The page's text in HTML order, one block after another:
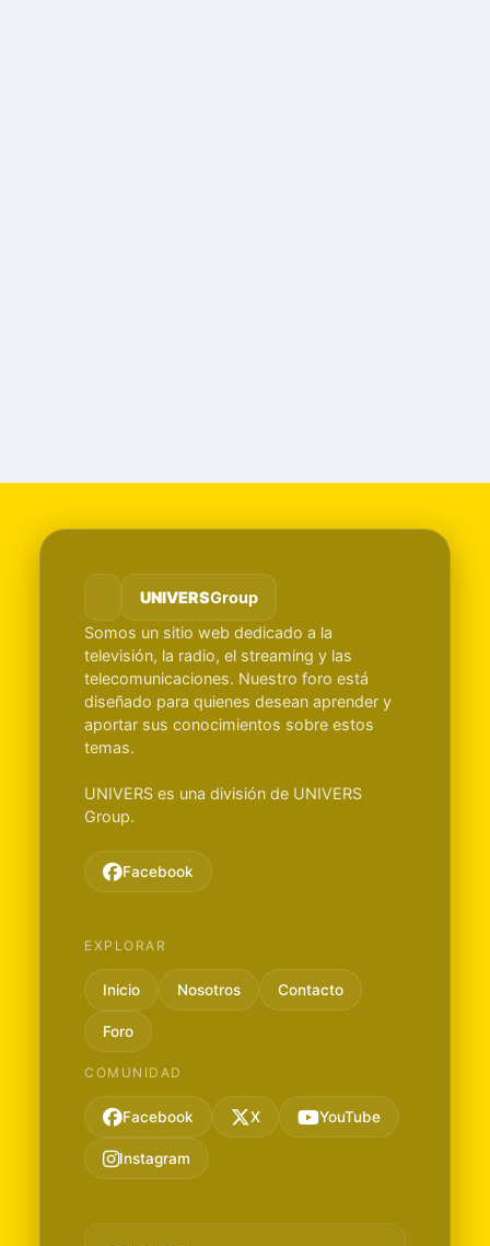
UNIVERSGroup
Somos un sitio web dedicado a la
televisión, la radio, el streaming y las
telecomunicaciones. Nuestro foro está
diseñado para quienes desean aprender y
aportar sus conocimientos sobre estos
temas.
UNIVERS es una división de UNIVERS
Group.
Facebook
EXPLORAR
Inicio Nosotros Contacto
Foro
COMUNIDAD
Facebook X YouTube
Instagram